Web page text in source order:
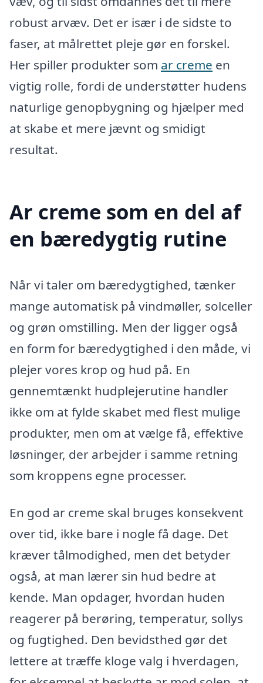
robust arvæv. Det er især i de sidste to
faser, at målrettet pleje gør en forskel.
Her spiller produkter som ar creme en
vigtig rolle, fordi de understøtter hudens
naturlige genopbygning og hjælper med
at skabe et mere jævnt og smidigt
resultat.
Ar creme som en del af
en bæredygtig rutine
Når vi taler om bæredygtighed, tænker
mange automatisk på vindmøller, solceller
og grøn omstilling. Men der ligger også
en form for bæredygtighed i den måde, vi
plejer vores krop og hud på. En
gennemtænkt hudplejerutine handler
ikke om at fylde skabet med flest mulige
produkter, men om at vælge få, effektive
løsninger, der arbejder i samme retning
som kroppens egne processer.
En god ar creme skal bruges konsekvent
over tid, ikke bare i nogle få dage. Det
kræver tålmodighed, men det betyder
også, at man lærer sin hud bedre at
kende. Man opdager, hvordan huden
reagerer på berøring, temperatur, sollys
og fugtighed. Den bevidsthed gør det
lettere at træffe kloge valg i hverdagen,